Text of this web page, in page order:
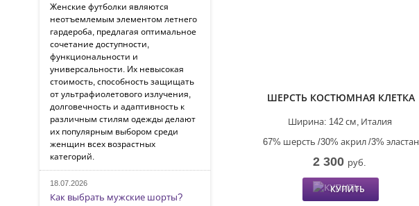
Женские футболки являются
неотъемлемым элементом летнего
гардероба, предлагая оптимальное
сочетание доступности,
функциональности и
универсальности. Их невысокая
стоимость, способность защищать
от ультрафиолетового излучения,
долговечность и адаптивность к
различным стилям одежды делают
их популярным выбором среди
женщин всех возрастных
категорий.
18.07.2026
Как выбрать мужские шорты?
ШЕРСТЬ КОСТЮМНАЯ КЛЕТКА
Италия
Ширина: 142 см,
67% шерсть /30% акрил /3% эластан
2 300 руб.
КУПИТЬ